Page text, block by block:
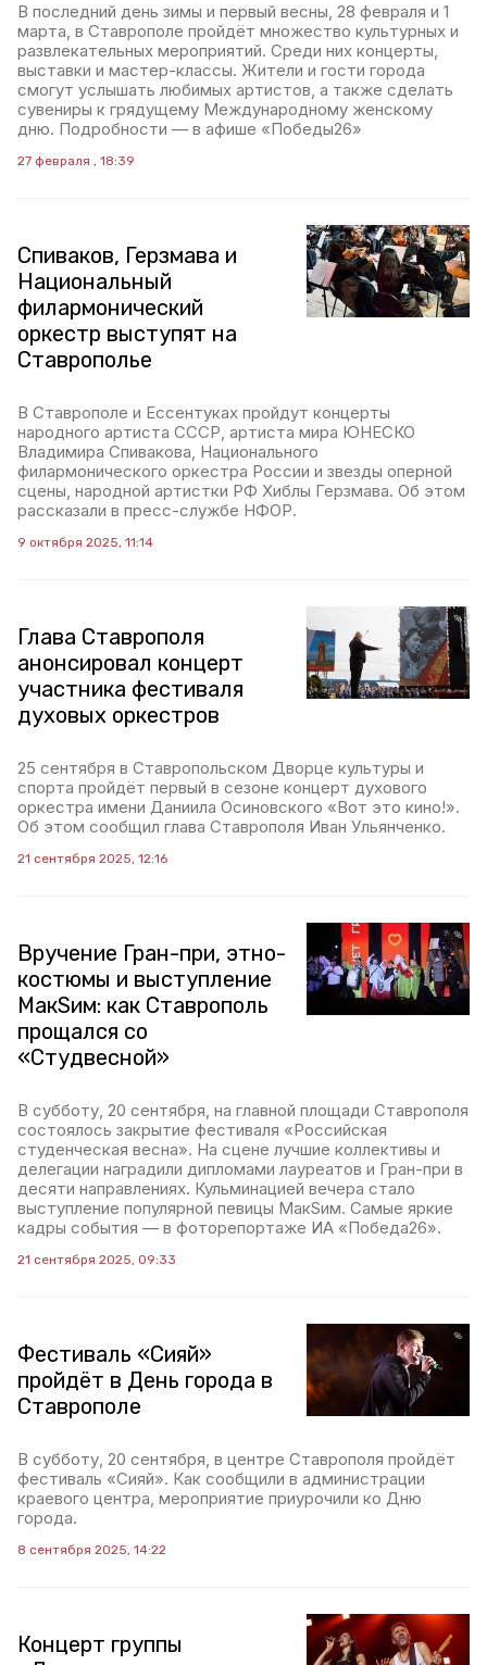
В последний день зимы и первый весны, 28 февраля и 1
марта, в Ставрополе пройдёт множество культурных и
развлекательных мероприятий. Среди них концерты,
выставки и мастер-классы. Жители и гости города
смогут услышать любимых артистов, а также сделать
сувениры к грядущему Международному женскому
дню. Подробности — в афише «Победы26»
27 февраля , 18:39
Спиваков, Герзмава и
Национальный
филармонический
оркестр выступят на
Ставрополье
В Ставрополе и Ессентуках пройдут концерты
народного артиста СССР, артиста мира ЮНЕСКО
Владимира Спивакова, Национального
филармонического оркестра России и звезды оперной
сцены, народной артистки РФ Хиблы Герзмава. Об этом
рассказали в пресс-службе НФОР.
9 октября 2025, 11:14
Глава Ставрополя
анонсировал концерт
участника фестиваля
духовых оркестров
25 сентября в Ставропольском Дворце культуры и
спорта пройдёт первый в сезоне концерт духового
оркестра имени Даниила Осиновского «Вот это кино!».
Об этом сообщил глава Ставрополя Иван Ульянченко.
21 сентября 2025, 12:16
Вручение Гран-при, этно-
костюмы и выступление
МакSим: как Ставрополь
прощался со
«Студвесной»
В субботу, 20 сентября, на главной площади Ставрополя
состоялось закрытие фестиваля «Российская
студенческая весна». На сцене лучшие коллективы и
делегации наградили дипломами лауреатов и Гран-при в
десяти направлениях. Кульминацией вечера стало
выступление популярной певицы МакSим. Самые яркие
кадры события — в фоторепортаже ИА «Победа26».
21 сентября 2025, 09:33
Фестиваль «Сияй»
пройдёт в День города в
Ставрополе
В субботу, 20 сентября, в центре Ставрополя пройдёт
фестиваль «Сияй». Как сообщили в администрации
краевого центра, мероприятие приурочили ко Дню
города.
8 сентября 2025, 14:22
Концерт группы